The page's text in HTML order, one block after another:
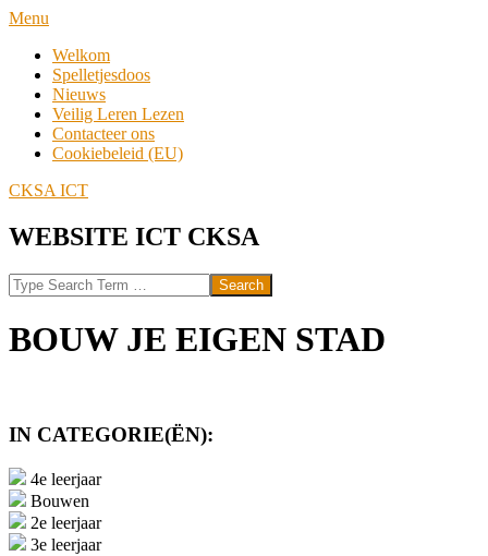
Skip
content
Navigation
Menu
Welkom
Spelletjesdoos
Nieuws
Veilig Leren Lezen
Contacteer ons
Cookiebeleid (EU)
CKSA ICT
WEBSITE ICT CKSA
Search
BOUW JE EIGEN STAD
IN CATEGORIE(ËN):
4e leerjaar
Bouwen
2e leerjaar
3e leerjaar